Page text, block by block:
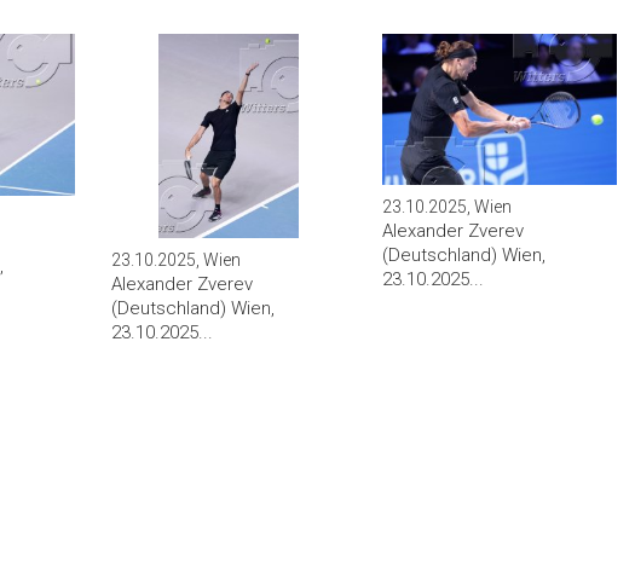
23.10.2025, Wien
Alexander Zverev
(Deutschland) Wien,
23.10.2025...
23.10.2025, Wien
Alexander Zverev
(Deutschland) Wien,
23.10.2025...